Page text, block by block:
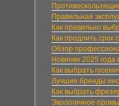
Правильная
Как правильно
Как продлить срок
Обзор
Новинки 2025 года
Как выбрать
Лучшие бренды
Как выбрать
Экологичное